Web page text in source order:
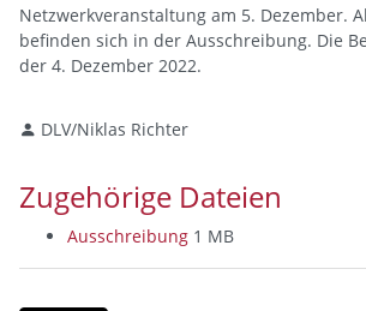
Netzwerkveranstaltung am 5. Dezember.
befinden sich in der Ausschreibung. Die
der 4. Dezember 2022.
DLV/Niklas Richter
Zugehörige Dateien
Ausschreibung 1 MB